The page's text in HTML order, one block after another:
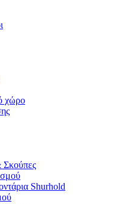
χώρο
Σκούπες
Shurhold